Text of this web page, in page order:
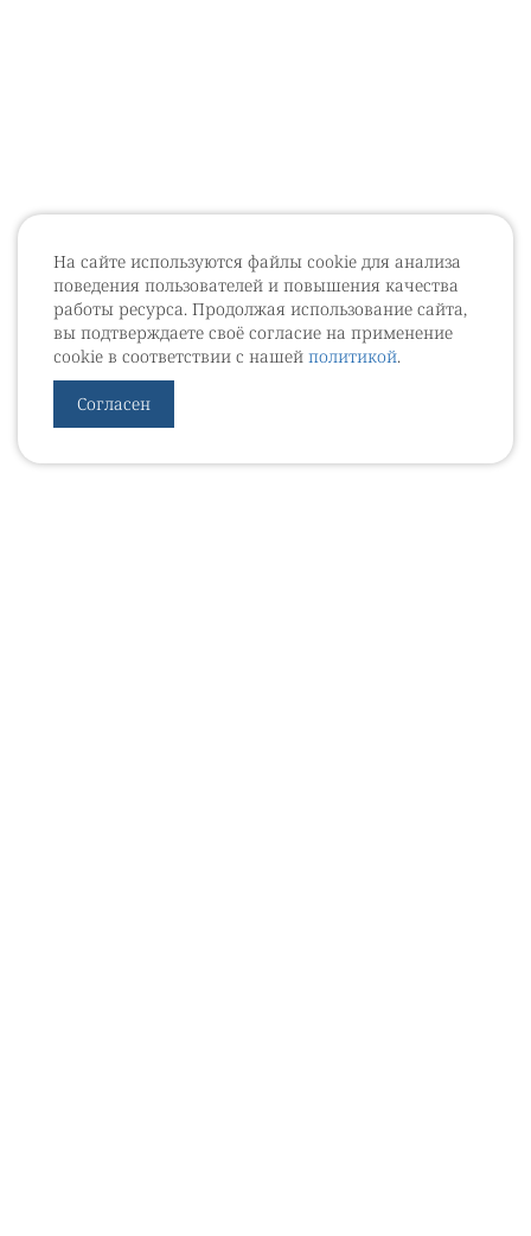
На сайте используются файлы cookie для анализа
поведения пользователей и повышения качества
работы ресурса. Продолжая использование сайта,
вы подтверждаете своё согласие на применение
cookie в соответствии с нашей политикой.
Согласен